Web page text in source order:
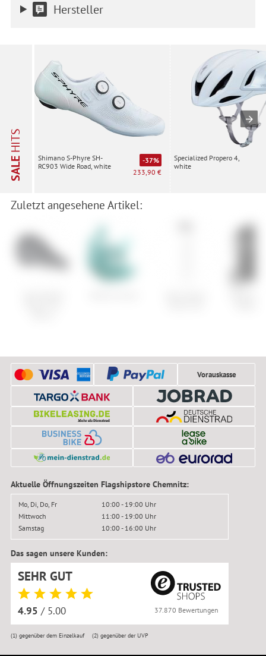
Hersteller
SALE
HITS
Shimano S-Phyre SH-
RC903 Wide Road, white
-37%
233,90 €
Specialized Propero 4,
white
Zuletzt angesehene Artikel:
Vorauskasse
Aktuelle Öffnungszeiten Flagshipstore Chemnitz:
Mo, Di, Do, Fr
10:00 - 19:00 Uhr
Mittwoch
11:00 - 19:00 Uhr
Samstag
10:00 - 16:00 Uhr
Das sagen unsere Kunden:
SEHR GUT
4.95 / 5.00 37.870 Bewertungen
(1)gegenüber dem Einzelkauf (2) gegenüber der UVP